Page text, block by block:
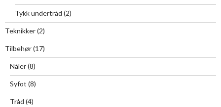
Tykk undertråd (2)
Teknikker(2)
Tilbehør(17)
Nåler(8)
Syfot (8)
Tråd (4)